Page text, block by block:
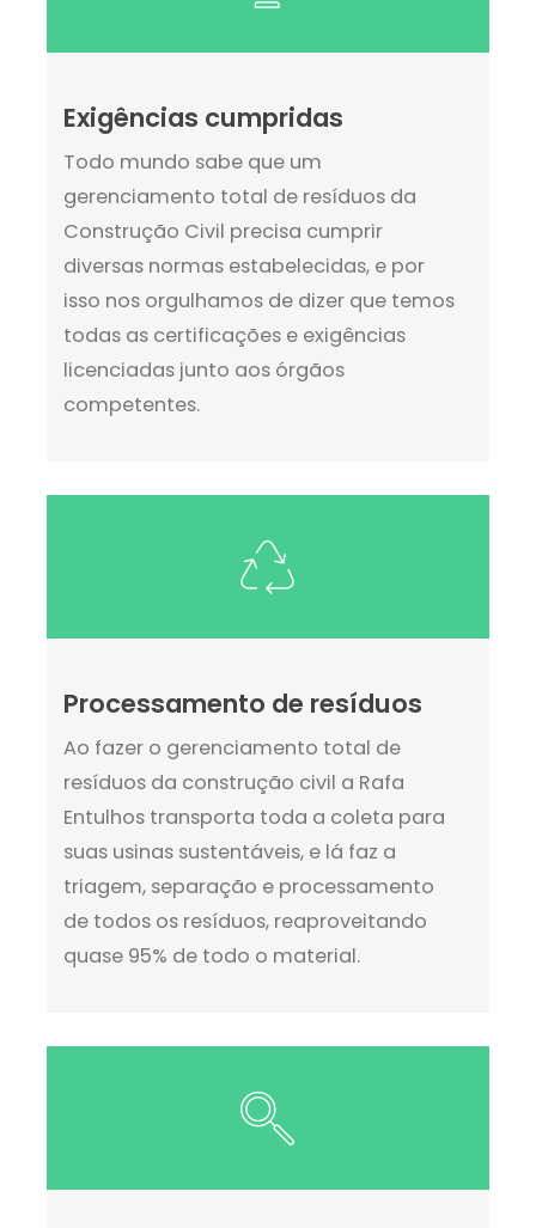
Exigências cumpridas
Todo mundo sabe que um
gerenciamento total de resíduos da
Construção Civil precisa cumprir
diversas normas estabelecidas, e por
isso nos orgulhamos de dizer que temos
todas as certificações e exigências
licenciadas junto aos órgãos
competentes.
Processamento de resíduos
Ao fazer o gerenciamento total de
resíduos da construção civil a Rafa
Entulhos transporta toda a coleta para
suas usinas sustentáveis, e lá faz a
triagem, separação e processamento
de todos os resíduos, reaproveitando
quase 95% de todo o material.